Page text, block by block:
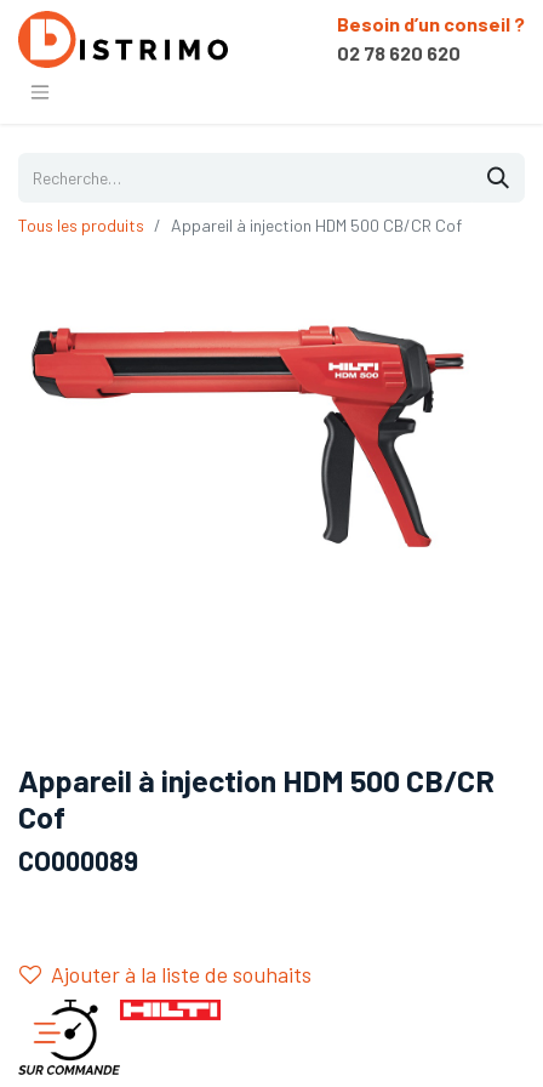
Besoin d’un conseil ?
02 78 620 620
Tous les produits Appareil à injection HDM 500 CB/CR Cof
Appareil à injection HDM 500 CB/CR
Cof
CO000089
Ajouter à la liste de souhaits